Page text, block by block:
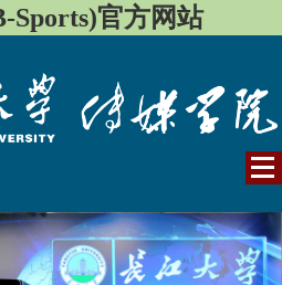
Sports)官方网站